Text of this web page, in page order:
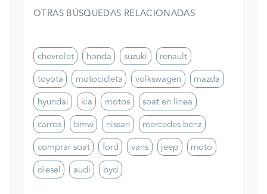
OTRAS BÚSQUEDAS RELACIONADAS
chevrolet honda suzuki
renault
toyota
motocicleta volkswagen
mazda
hyundai
kia motos
soat en linea
carros
bmw nissan
mercedes benz
comprar soat
ford vans jeep
moto
diesel
audi byd